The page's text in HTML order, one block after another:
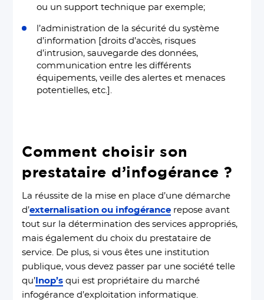
ou un support technique par exemple;
l’administration de la sécurité du système
d’information [droits d’accès, risques
d’intrusion, sauvegarde des données,
communication entre les différents
équipements, veille des alertes et menaces
potentielles, etc.].
Comment choisir son
prestataire d’infogérance ?
La réussite de la mise en place d’une démarche
d’externalisation ou infogérance repose avant
tout sur la détermination des services appropriés,
mais également du choix du prestataire de
service. De plus, si vous êtes une institution
publique, vous devez passer par une société telle
qu’ Inop’s qui est propriétaire du marché
infogérance d’exploitation informatique.